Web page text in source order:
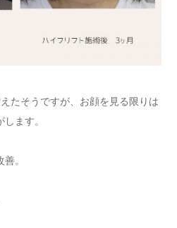
たそうですが、お顔を見る限りは
ます。
。